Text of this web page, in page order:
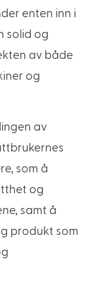
enten inn i
solid og
av både
og
av
som å
og
samt å
produkt som